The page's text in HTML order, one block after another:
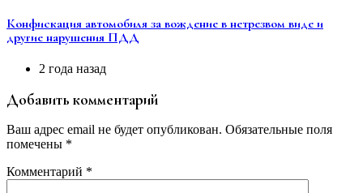
Конфискация автомобиля за вождение в нетрезвом виде и
другие нарушения ПДД
2 года назад
Добавить комментарий
Ваш адрес email не будет опубликован. Обязательные поля
помечены *
Комментарий *